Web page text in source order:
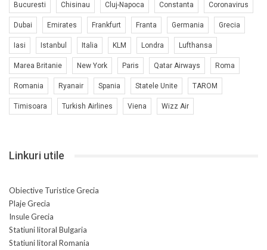
Bucuresti Chisinau Cluj-Napoca Constanta Coronavirus
Dubai Emirates Frankfurt Franta Germania Grecia
Iasi Istanbul Italia KLM Londra Lufthansa
Marea Britanie New York Paris Qatar Airways Roma
Romania Ryanair Spania Statele Unite TAROM
Timisoara Turkish Airlines Viena Wizz Air
Linkuri utile
Obiective Turistice Grecia
Plaje Grecia
Insule Grecia
Statiuni litoral Bulgaria
Statiuni litoral Romania